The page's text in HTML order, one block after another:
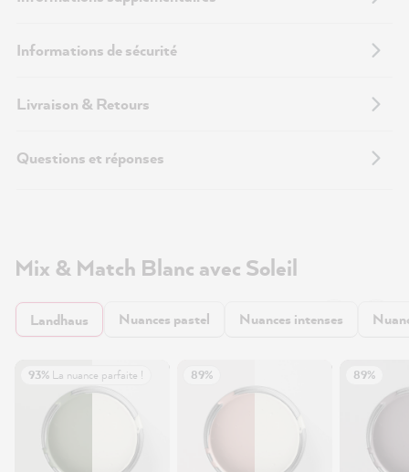
Informations de sécurité
Livraison & Retours
Questions et réponses
Mix & Match Blanc avec Soleil
Landhaus Nuances pastel Nuances intenses
93% La nuance parfaite ! 89% 89%